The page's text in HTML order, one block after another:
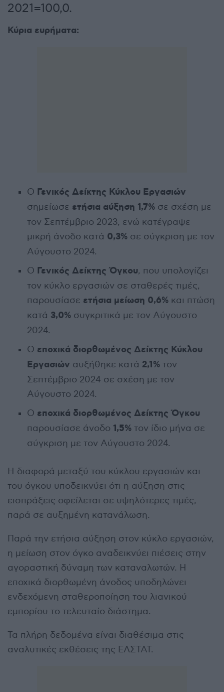
2021=100,0.
Κύρια ευρήματα:
Ο Γενικός Δείκτης Κύκλου Εργασιών
σημείωσε ετήσια αύξηση 1,7%σε σχέση με
τον Σεπτέμβριο 2023, ενώ κατέγραψε
μικρή άνοδο κατά 0,3%σε σύγκριση με τον
Αύγουστο 2024.
Ο Γενικός Δείκτης Όγκου, που υπολογίζει
τον κύκλο εργασιών σε σταθερές τιμές,
παρουσίασε ετήσια μείωση 0,6%και πτώση
κατά 3,0%συγκριτικά με τον Αύγουστο
2024.
Ο εποχικά διορθωμένος Δείκτης Κύκλου
Εργασιών αυξήθηκε κατά 2,1%τον
Σεπτέμβριο 2024 σε σχέση με τον
Αύγουστο 2024.
Ο εποχικά διορθωμένος Δείκτης Όγκου
παρουσίασε άνοδο 1,5%τον ίδιο μήνα σε
σύγκριση με τον Αύγουστο 2024.
Η διαφορά μεταξύ του κύκλου εργασιών και
του όγκου υποδεικνύει ότι η αύξηση στις
εισπράξεις οφείλεται σε υψηλότερες τιμές,
παρά σε αυξημένη κατανάλωση.
Παρά την ετήσια αύξηση στον κύκλο εργασιών,
η μείωση στον όγκο αναδεικνύει πιέσεις στην
αγοραστική δύναμη των καταναλωτών. Η
εποχικά διορθωμένη άνοδος υποδηλώνει
ενδεχόμενη σταθεροποίηση του λιανικού
εμπορίου το τελευταίο διάστημα.
Τα πλήρη δεδομένα είναι διαθέσιμα στις
αναλυτικές εκθέσεις της ΕΛΣΤΑΤ.